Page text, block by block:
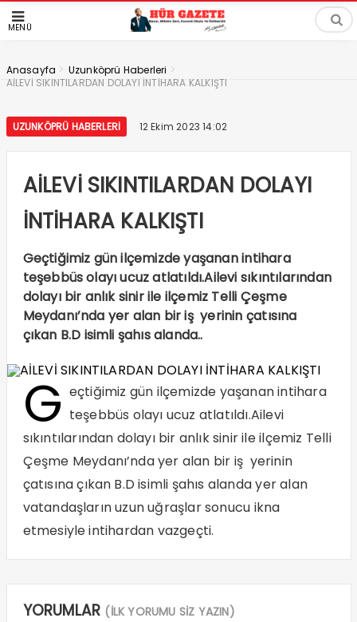
MENÜ
Anasayfa > Uzunköprü Haberleri >
AİLEVİ SIKINTILARDAN DOLAYI İNTİHARA KALKIŞTI
UZUNKÖPRÜ HABERLERI 12 Ekim 2023 14:02
AİLEVİ SIKINTILARDAN DOLAYI
İNTİHARA KALKIŞTI
Geçtiğimiz gün ilçemizde yaşanan intihara
teşebbüs olayı ucuz atlatıldı.Ailevi sıkıntılarından
dolayı bir anlık sinir ile ilçemiz Telli Çeşme
Meydanı’nda yer alan bir iş yerinin çatısına
çıkan B.D isimli şahıs alanda..
G eçtiğimiz gün ilçemizde yaşanan intihara
teşebbüs olayı ucuz atlatıldı.Ailevi
sıkıntılarından dolayı bir anlık sinir ile ilçemiz Telli
Çeşme Meydanı’nda yer alan bir iş yerinin
çatısına çıkan B.D isimli şahıs alanda yer alan
vatandaşların uzun uğraşlar sonucu ikna
etmesiyle intihardan vazgeçti.
YORUMLAR (İLK YORUMU SİZ YAZIN)